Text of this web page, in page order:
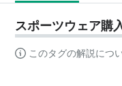
スポーツウェア購
このタグの解説につ